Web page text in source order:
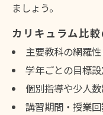
ましょう。
カリキュラム比
主要教科の網羅
学年ごとの目標
個別指導や少人
講習期間・授業